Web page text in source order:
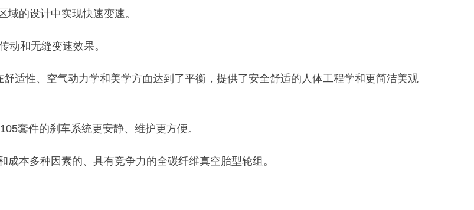
的设计中实现快速变速。
动和无缝变速效果。
适性、空气动力学和美学方面达到了平衡，提供了安全舒适的人体工程学和更简洁美观
套件的刹车系统更安静、维护更方便。
本多种因素的、具有竞争力的全碳纤维真空胎型轮组。